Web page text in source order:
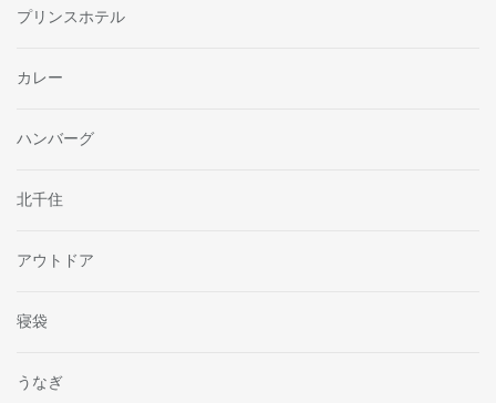
プリンスホテル
カレー
ハンバーグ
北千住
アウトドア
寝袋
うなぎ